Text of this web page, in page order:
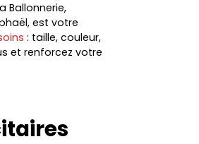
Ballonnerie,
est votre
: taille, couleur,
et renforcez votre